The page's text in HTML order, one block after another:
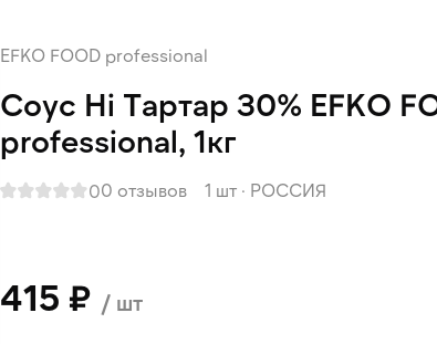
EFKO FOOD professional
Соус Hi Тартар 30% EFKO
professional, 1кг
00 отзывов 1 шт · РОССИЯ
415 ₽ / шт